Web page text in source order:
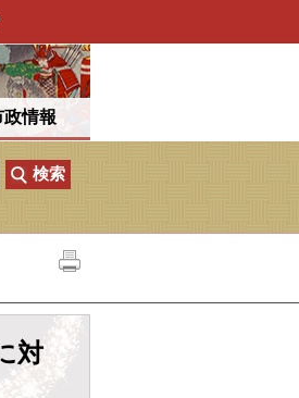
政情報
対